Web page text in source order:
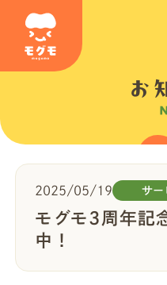
ギフトを贈る
お
2025/05/19 サー
モグモ3周年記
中！